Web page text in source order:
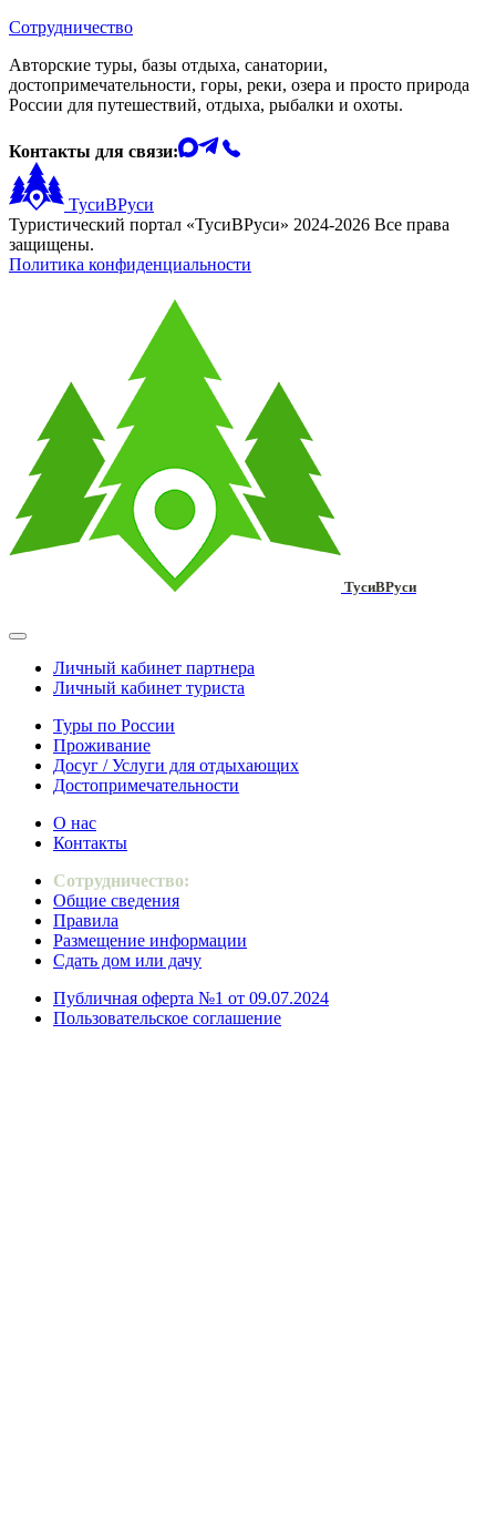
Сотрудничество
Авторские туры, базы отдыха, санатории,
достопримечательности, горы, реки, озера и просто природа
России для путешествий, отдыха, рыбалки и охоты.
Контакты для связи:
ТусиВРуси
Туристический портал «ТусиВРуси» 2024-2026 Все права
защищены.
Политика конфиденциальности
ТусиВРуси
Личный кабинет партнера
Личный кабинет туриста
Туры по России
Проживание
Досуг / Услуги для отдыхающих
Достопримечательности
О нас
Контакты
Сотрудничество:
Общие сведения
Правила
Размещение информации
Сдать дом или дачу
Публичная оферта №1 от 09.07.2024
Пользовательское соглашение